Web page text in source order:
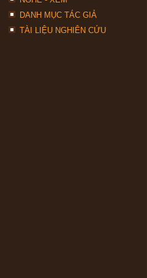
DANH MỤC TÁC GIẢ
TÀI LIỆU NGHIÊN CỨU